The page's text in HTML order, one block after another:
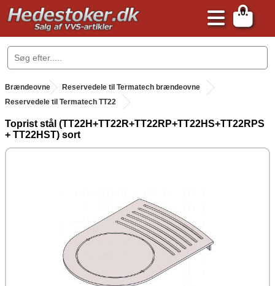
0
.
Brændeovne .
Reservedele til Termatech brændeovne
Reservedele til Termatech TT22
Toprist stål (TT22H+TT22R+TT22RP+TT22HS+TT22RPS
+ TT22HST) sort